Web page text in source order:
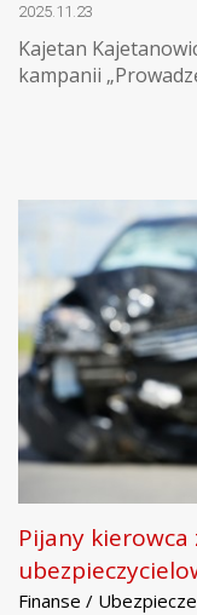
2025.11.23
Kajetan
kampanii
Pijany
Finanse /